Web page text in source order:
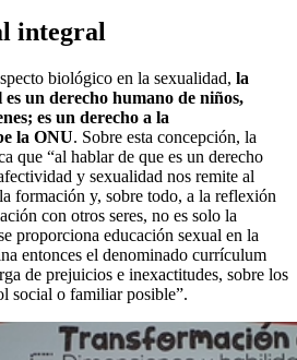
integral
biológico en la sexualidad, la
un derecho humano de niños,
es un derecho a la
la ONU. Sobre esta concepción, la
que “al hablar de que es un derecho
y sexualidad nos remite al
formación y, sobre todo, a la reflexión
con otros seres, no es solo la
proporciona educación sexual en la
entonces el denominado currículum
de prejuicios e inexactitudes, sobre los
social o familiar posible”.